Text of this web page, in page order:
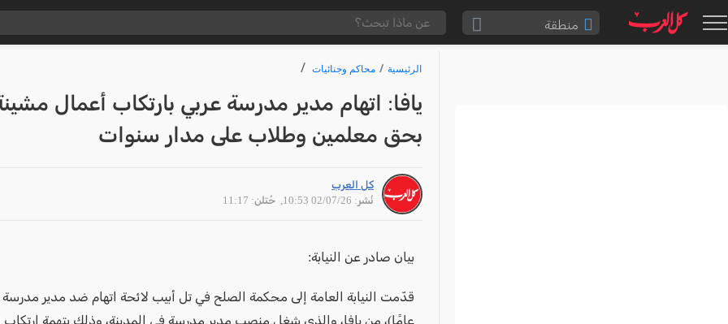
منطقة
الرئيسية محاكم وجنائيات
يافا: اتهام مدير مدرسة عربي بارتكاب أعمال
بحق معلمين وطلاب على مدار سنوات
كل العرب
نُشر: 02/07/26 10:53
, حُتلن: 11:17
بيان صادر عن النيابة:
عامًا)، من يافا، والذي شغل منصب مدير مدرسة في المدينة، وذلك بتهمة